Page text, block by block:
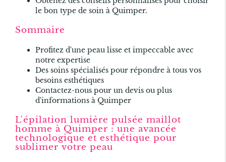
le bon type de soin à Quimper.
Sommaire
Profitez d'une peau lisse et impeccable avec
notre expertise
Des soins spécialisés pour répondre à tous vos
besoins esthétiques
Contactez-nous pour un devis ou plus
d'informations à Quimper
L'épilation lumière pulsée maillot
homme à Quimper : une avancée
technologique et esthétique pour
sublimer votre peau